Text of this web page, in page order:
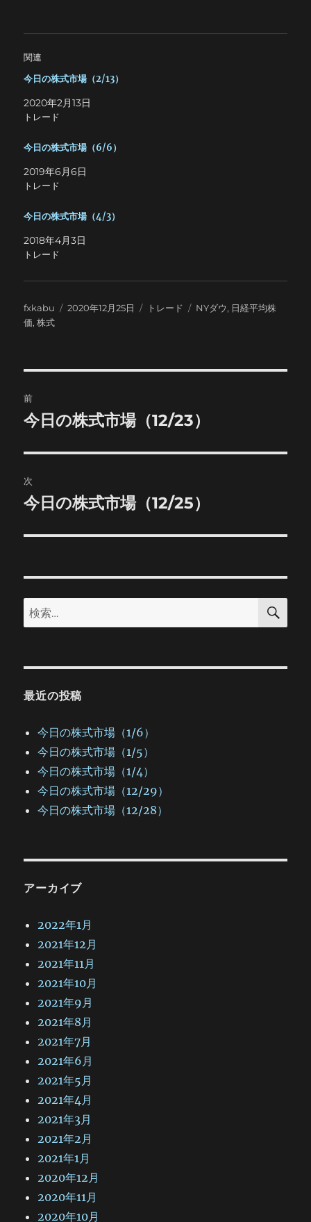
関連
今日の株式市場（2/13）
2020年2月13日
トレード
今日の株式市場（6/6）
2019年6月6日
トレード
今日の株式市場（4/3）
2018年4月3日
トレード
投
稿
fxkabu
投
2020年12月25日
カ
トレード
タ
NYダウ, 日経平均株
価,株式
稿
ビ
ゲ
ー
ン
前
前
投
稿:
今日の株式市場（12/23）
次
次
投
今日の株式市場（12/25）
検
索:
検
最近の投稿
今日の株式市場（1/6）
今日の株式市場（1/5）
今日の株式市場（1/4）
今日の株式市場（12/29）
今日の株式市場（12/28）
アーカイブ
2022年1月
2021年12月
2021年11月
2021年10月
2021年9月
2021年8月
2021年7月
2021年6月
2021年5月
2021年4月
2021年3月
2021年2月
2021年1月
2020年12月
2020年11月
2020年10月